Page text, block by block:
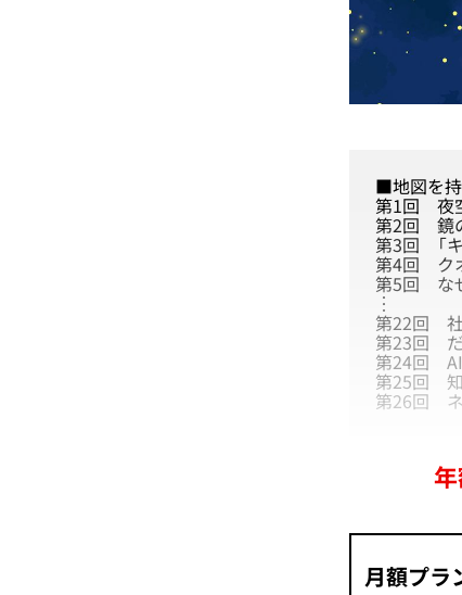
■地図を
第1回 夜
第2回 鏡
第3回 「
第4回 ク
第5回 な
︙
第22回
第23回
第24回
第25回
第26回
月額プラ